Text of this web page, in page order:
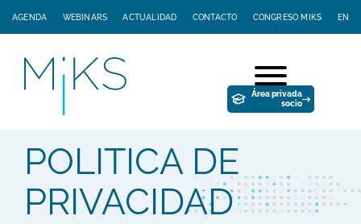
AGENDA WEBINARS ACTUALIDAD CONTACTO CONGRESO MIKS EN
Área privada
socio
POLITICA DE
PRIVACIDAD